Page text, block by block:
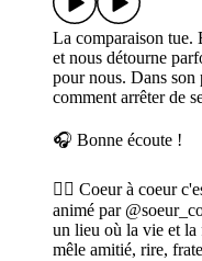
La comparaison tue.
et nous détourne
pour nous. Dans son
comment arrêter de
🎧 Bonne écoute !
❤️‍🔥 Coeur à coeur
animé par
un lieu où la vie et la
mêle amitié, rire,